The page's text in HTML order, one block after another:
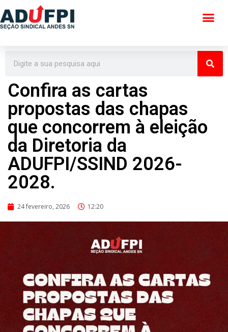
Pular
conteúdo
Confira as cartas
propostas das chapas
que concorrem à eleição
da Diretoria da
ADUFPI/SSIND 2026-
2028.
24 fevereiro, 2026 12:20